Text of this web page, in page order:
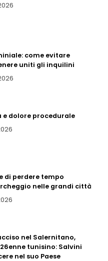
come evitare
uniti gli inquilini
e dolore procedurale
di perdere tempo
nelle grandi città
nel Salernitano,
tunisino: Salvini
nel suo Paese